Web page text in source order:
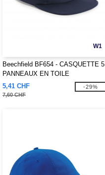
W1
Beechfield BF654 - CASQUETTE 5
PANNEAUX EN TOILE
5,41 CHF
7,60 CHF
-29%